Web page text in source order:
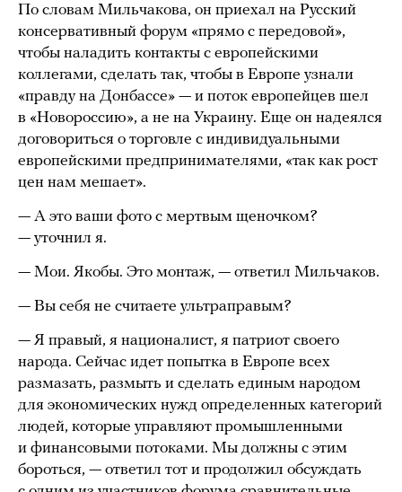
По словам Мильчакова, он приехал на Русский
консервативный форум «прямо с передовой»,
чтобы наладить контакты с европейскими
коллегами, сделать так, чтобы в Европе узнали
«правду на Донбассе» — и поток европейцев шел
в «Новороссию», а не на Украину. Еще он надеялся
договориться о торговле с индивидуальными
европейскими предпринимателями, «так как рост
цен нам мешает».
— А это ваши фото с мертвым щеночком?
— уточнил я.
— Мои. Якобы. Это монтаж, — ответил Мильчаков.
— Вы себя не считаете ультраправым?
— Я правый, я националист, я патриот своего
народа. Сейчас идет попытка в Европе всех
размазать, размыть и сделать единым народом
для экономических нужд определенных категорий
людей, которые управляют промышленными
и финансовыми потоками. Мы должны с этим
бороться, — ответил тот и продолжил обсуждать